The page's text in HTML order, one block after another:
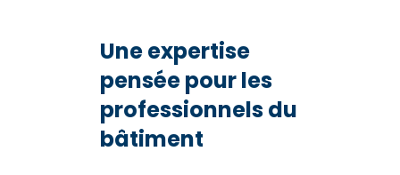
Une expertise
pensée pour les
professionnels du
bâtiment